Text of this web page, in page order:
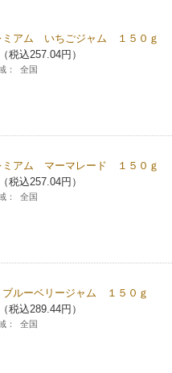
重点課題
ットショッピング
ミアム いちごジャム １５０ｇ
税込257.04円）
： 全国
ミアム マーマレード １５０ｇ
税込257.04円）
： 全国
ルーベリージャム １５０ｇ
税込289.44円）
： 全国